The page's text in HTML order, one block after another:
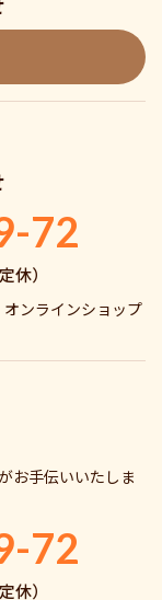
72
休）
ンラインショップ
お手伝いいたしま
72
休）